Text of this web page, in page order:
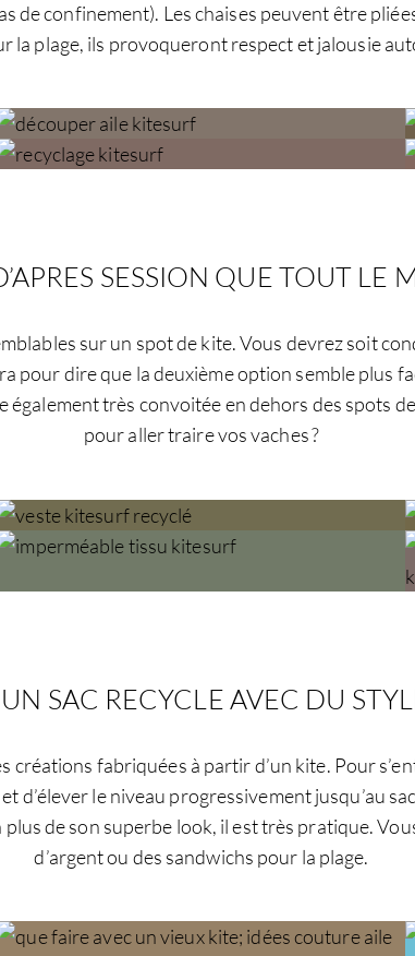
de confinement). Les chaises peuvent être
la plage, ils provoqueront respect et jalousie
SESSION QUE TOUT LE
sur un spot de kite. Vous devrez soit
pour dire que la deuxième option semble plus
très convoitée en dehors des spots
pour aller traire vos vaches ?
SAC RECYCLE AVEC DU
fabriquées à partir d’un kite. Pour
d’élever le niveau progressivement jusqu’au
de son superbe look, il est très pratique.
d’argent ou des sandwichs pour la plage.